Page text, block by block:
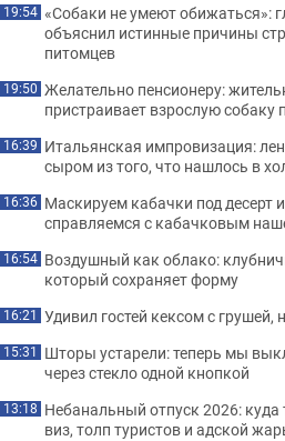
19:54 «Собаки не умеют обижаться»:
объяснил истинные причины
питомцев
19:50 Желательно пенсионеру:
пристраивает взрослую
16:39 Итальянская импровизация:
сыром из того, что нашлось в
16:36 Маскируем кабачки под десерт
справляемся с кабачковым
16:54 Воздушный как облако:
который сохраняет форму
16:21 Удивил гостей кексом с грушей,
15:31 Шторы устарели: теперь мы
через стекло одной кнопкой
13:18 Небанальный отпуск 2026: куда
виз, толп туристов и адской